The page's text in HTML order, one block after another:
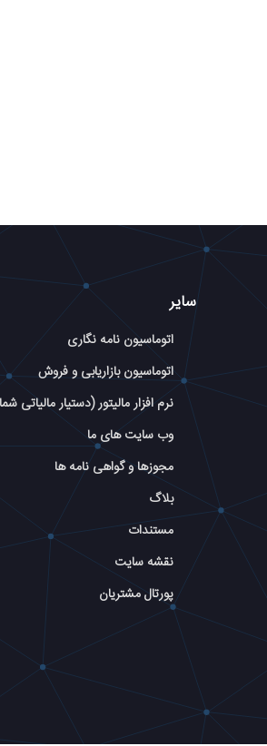
سایر
اتوماسیون نامه نگاری
اتوماسیون بازاریابی و فروش
نرم افزار مالیتور (دستیار مالیاتی
وب سایت های ما
مجوزها و گواهی نامه ها
بلاگ
مستندات
نقشه سایت
پورتال مشتریان